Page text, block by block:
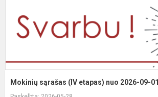
Mokinių sąrašas (IV etapas) nuo 2026-09-01